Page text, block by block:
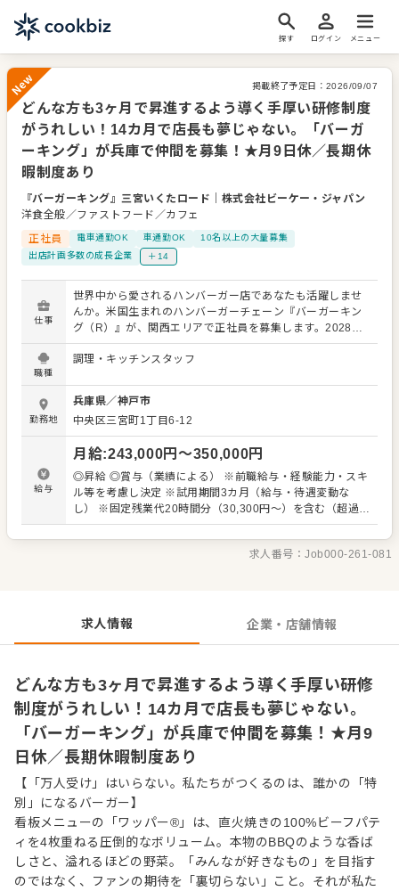
探す ログイン メニュー
New
掲載終了予定日： 2026/09/07
どんな方も3ヶ月で昇進するよう導く手厚い研修制度
がうれしい！14カ月で店長も夢じゃない。「バーガ
ーキング」が兵庫で仲間を募集！★月9日休／長期休
暇制度あり
『バーガーキング』三宮いくたロード
株式会社ビーケー・ジャパン
洋食全般／ファストフード／カフェ
正社員
電車通勤OK 車通勤OK
10名以上の大量募集
出店計画多数の成長企業
＋14
仕事
世界中から愛されるハンバーガー店であなたも活躍しませ
んか。米国生まれのハンバーガーチェーン『バーガーキン
グ（R）』が、関西エリアで正社員を募集します。2028年
に国内600店をめざしており、現在、積極的に出店中。だ
からこそ、早期にキャリアアップできるのが大きな魅力で
大手チェーン店で働いたことがある方なら、即戦力として
採用します。もちろんアルバイト経験もOK。これまでバイ
トで培ってきたお客様への誠実な接客経験を活かして、
『バーガーキング（R）』でさらにご成長ください。まじめ
にコツコツと業務に向き合って下さる方は伸びしろ大！そ
んな先輩がたくさんいる職場です。 ▼▼仕事内容▼▼ ◎充
実の研修制度あり 入社後は、研修店舗で45日間の導入研修
を実施。実践を交えながら、ハンバーガーの作り方やオー
べるので、配属されてからスムーズに慣れていただけるは
ずです。未経験スタートの方でも安心です。 研修後、配属
ん、店舗運営支援やカスタマーサービス、本社管理部門な
どへの道も開かれています。
職種
調理・キッチンスタッフ
勤務地
兵庫県／神戸市
中央区三宮町1丁目6-12
給与
月給:243,000円〜350,000円
◎昇給 ◎賞与（業績による） ※前職給与・経験能力・スキ
ル等を考慮し決定 ※試用期間3カ月（給与・待遇変動な
し） ※固定残業代20時間分（30,300円～）を含む（超過分
は1分単位にて支給） （キャリアステップごとの給与例）
◎店長までは進捗に応じて毎月昇進チャンスあり アシスタ
ントマネージャー：月給26万円～ シニアアシスタントマネ
ーシニアマネージャー：月給38.2万円～
求人番号：Job000-261-081
求人情報 企業・店舗情報
どんな方も3ヶ月で昇進するよう導く手厚い研修
制度がうれしい！14カ月で店長も夢じゃない。
「バーガーキング」が兵庫で仲間を募集！★月9
日休／長期休暇制度あり
【「万人受け」はいらない。私たちがつくるのは、誰かの「特
別」になるバーガー】
看板メニューの「ワッパー®」は、直火焼きの100%ビーフパテ
ィを4枚重ねる圧倒的なボリューム。本物のBBQのような香ば
しさと、溢れるほどの野菜。「みんなが好きなもの」を目指す
のではなく、ファンの期待を「裏切らない」こと。それが私た